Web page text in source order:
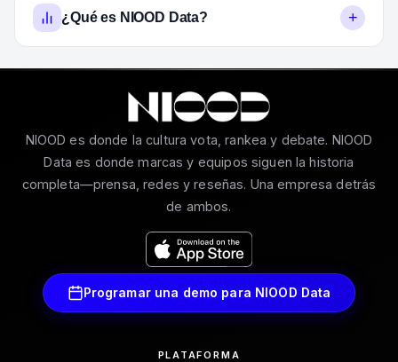
¿Qué es NIOOD Data? +
NIOOD es donde la cultura vota, rankea y debate. NIOOD
Data es donde marcas y equipos siguen la historia
completa—prensa, redes y reseñas. Una empresa detrás
de ambos.
Programar una demo para NIOOD Data
PLATAFORMA